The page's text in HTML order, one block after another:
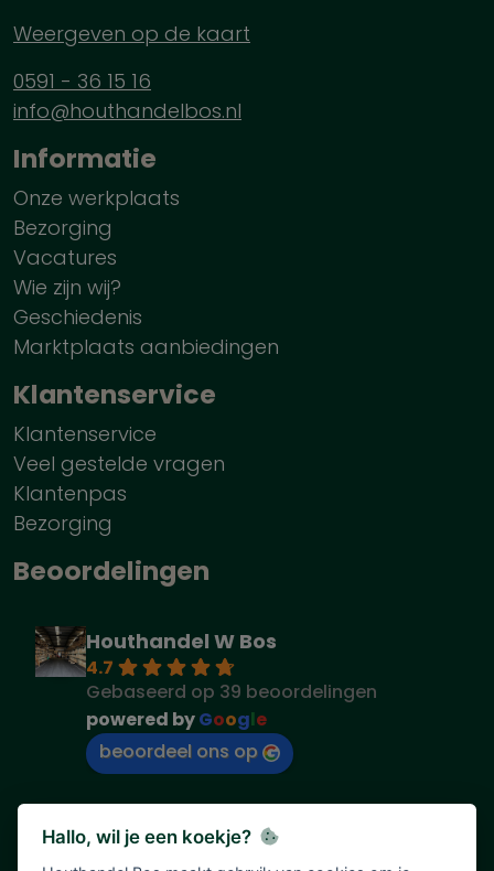
Weergeven op de kaart
0591 - 36 15 16
info@houthandelbos.nl
Informatie
Onze werkplaats
Bezorging
Vacatures
Wie zijn wij?
Geschiedenis
Marktplaats aanbiedingen
Klantenservice
Klantenservice
Veel gestelde vragen
Klantenpas
Bezorging
Beoordelingen
Houthandel W Bos
4.7
Gebaseerd op 39 beoordelingen
powered byGoogle
beoordeel ons op
Hallo, wil je een koekje?